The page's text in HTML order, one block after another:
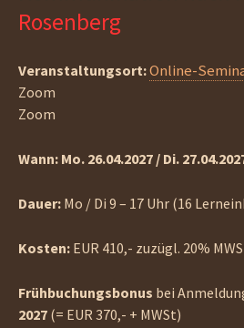
Rosenberg
Veranstaltungsort:Online-
Zoom
Zoom
Wann: Mo. 26.04.2027 / Di.
Dauer: Mo / Di 9 – 17 Uhr (16
Kosten: EUR 410,- zuzügl. 20%
Frühbuchungsbonus bei
2027 (= EUR 370,- + MWSt)